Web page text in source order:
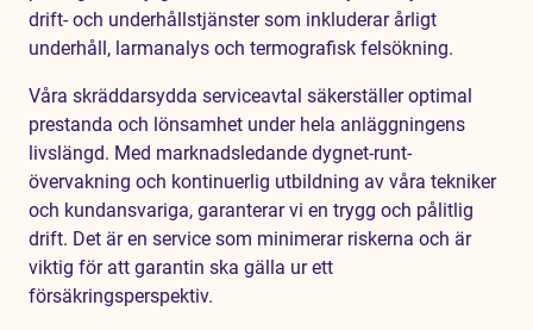
drift- och underhållstjänster som inkluderar årligt
underhåll, larmanalys och termografisk felsökning.
Våra skräddarsydda serviceavtal säkerställer optimal
prestanda och lönsamhet under hela anläggningens
livslängd. Med marknadsledande dygnet-runt-
övervakning och kontinuerlig utbildning av våra tekniker
och kundansvariga, garanterar vi en trygg och pålitlig
drift. Det är en service som minimerar riskerna och är
viktig för att garantin ska gälla ur ett
försäkringsperspektiv.